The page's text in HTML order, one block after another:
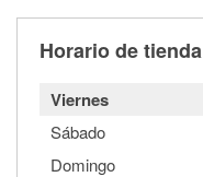
Horario de tienda
Viernes
Sábado
Domingo